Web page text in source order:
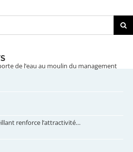
de l’eau au moulin du management
renforce l’attractivité…